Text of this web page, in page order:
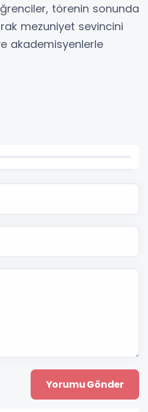
törenin sonunda
mezuniyet sevincini
akademisyenlerle